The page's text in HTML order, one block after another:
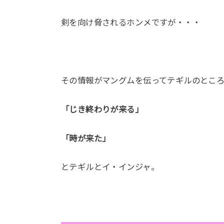
剣を向け脅されるホンメですが・・・
その情報がマングムを伝ってテギルのとこ
「じき終わりが来る」
「時が来た」
とテギルとイ・インジャ。